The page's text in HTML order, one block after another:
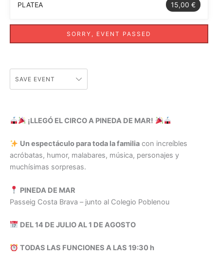
15,00 €
PLATEA
SORRY, EVENT PASSED
SAVE EVENT
¡LLEGÓ EL CIRCO A PINEDA DE MAR!
Un espectáculo para toda la familiacon increíbles
acróbatas, humor, malabares, música, personajes y
muchísimas sorpresas.
PINEDA DE MAR
Passeig Costa Brava – junto al Colegio Poblenou
DEL 14 DE JULIO AL 1 DE AGOSTO
TODAS LAS FUNCIONES A LAS 19:30 h